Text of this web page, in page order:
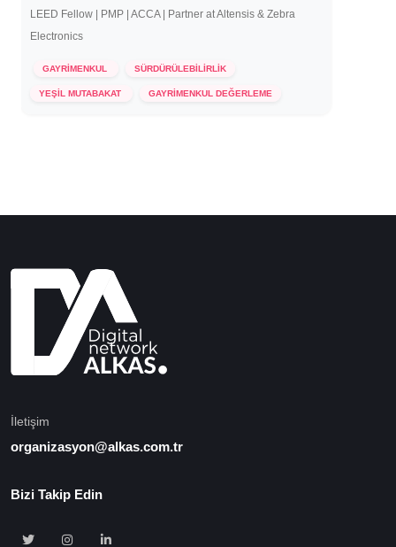
LEED Fellow | PMP | ACCA | Partner at Altensis & Zebra
Electronics
GAYRİMENKUL SÜRDÜRÜLEBİLİRLİK
YEŞİL MUTABAKAT GAYRİMENKUL DEĞERLEME
İletişim
organizasyon@alkas.com.tr
Bizi Takip Edin